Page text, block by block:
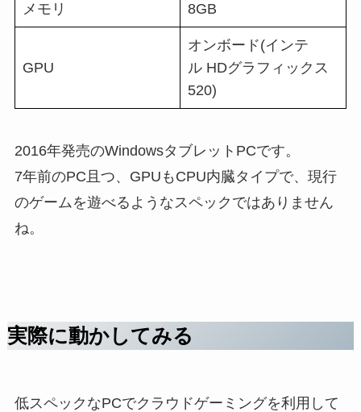
メモリ 8GB
GPU
オンボード(インテ
ル HDグラフィックス
520)
2016年発売のWindowsタブレットPCです。
7年前のPC且つ、GPUもCPU内臓タイプで、現行
のゲームを遊べるようなスペックではありません
ね。
実際に動かしてみる
低スペックなPCでクラウドゲーミングを利用して